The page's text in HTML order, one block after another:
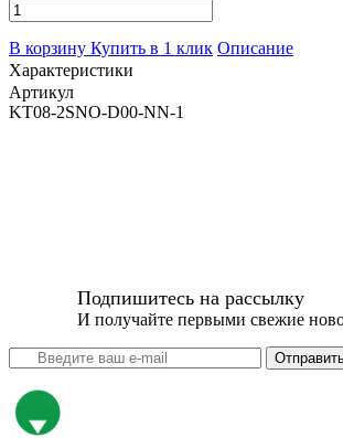
В корзину Купить в 1 клик Описание
Характеристики
Артикул
KT08-2SNO-D00-NN-1
Подпишитесь на рассылку
И получайте первыми свежие